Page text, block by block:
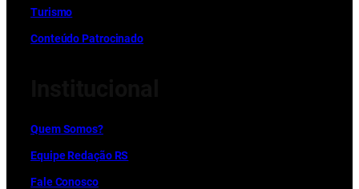
Turismo
Conteúdo Patrocinado
Quem Somos?
Equipe Redação RS
Fale Conosco